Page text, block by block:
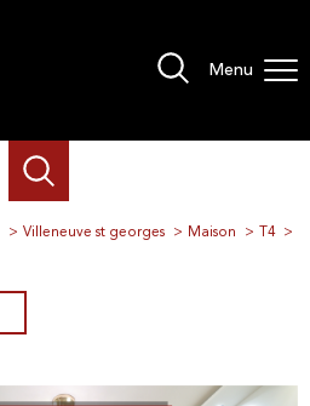
Menu
Villeneuve st georges Maison
T4